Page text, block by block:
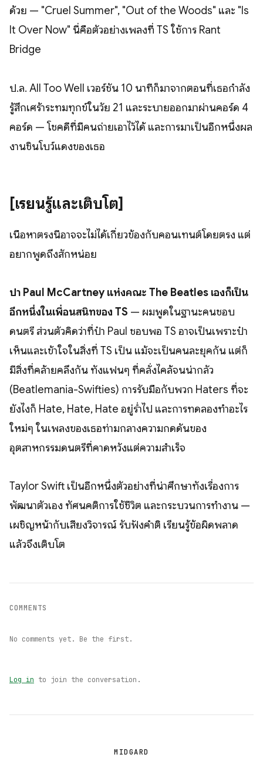
ด้วย — "Cruel Summer", "Out of the Woods" และ "Is
It Over Now" นี่คือตัวอย่างเพลงที่ TS ใช้การ Rant
Bridge
ป.ล. All Too Well เวอร์ชัน 10 นาทีก็มาจากตอนที่เธอกำลัง
รู้สึกเศร้าระทมทุกข์ในวัย 21 และระบายออกมาผ่านคอร์ด 4
คอร์ด — โชคดีที่มีคนถ่ายเอาไว้ได้ และการมาเป็นอีกหนึ่งผล
งานชิ้นโบว์แดงของเธอ
[เรียนรู้และเติบโต]
เนื้อหาตรงนี้อาจจะไม่ได้เกี่ยวข้องกับคอนเทนต์โดยตรง แต่
อยากพูดถึงสักหน่อย
ป๋า Paul McCartney แห่งคณะ The Beatles เองก็เป็น
อีกหนึ่งในเพื่อนสนิทของ TS — ผมพูดในฐานะคนชอบ
ดนตรี ส่วนตัวคิดว่าที่ป๋า Paul ชอบพอ TS อาจเป็นเพราะป๋า
เห็นและเข้าใจในสิ่งที่ TS เป็น แม้จะเป็นคนละยุคกัน แต่ก็
มีสิ่งที่คล้ายคลึงกัน ทั้งแฟนๆ ที่คลั่งไคล้จนน่ากลัว
(Beatlemania-Swifties) การรับมือกับพวก Haters ที่จะ
ยังไงก็ Hate, Hate, Hate อยู่ร่ำไป และการทดลองทำอะไร
ใหม่ๆ ในเพลงของเธอท่ามกลางความกดดันของ
อุตสาหกรรมดนตรีที่คาดหวังแต่ความสำเร็จ
Taylor Swift เป็นอีกหนึ่งตัวอย่างที่น่าศึกษาทั้งเรื่องการ
พัฒนาตัวเอง ทัศนคติการใช้ชีวิต และกระบวนการทำงาน —
เผชิญหน้ากับเสียงวิจารณ์ รับฟังคำติ เรียนรู้ข้อผิดพลาด
แล้วจึงเติบโต
COMMENTS
No comments yet. Be the first.
Log in to join the conversation.
MIDGARD